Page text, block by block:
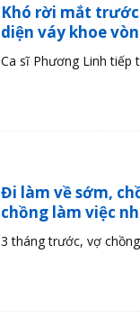
Khó rời mắt
diện váy khoe
Ca sĩ Phương Linh tiếp
Đi làm về sớm,
chồng làm việc
3 tháng trước, vợ